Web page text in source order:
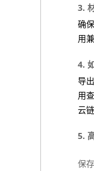
3.
确
用
4.
导
用
云
5.
保